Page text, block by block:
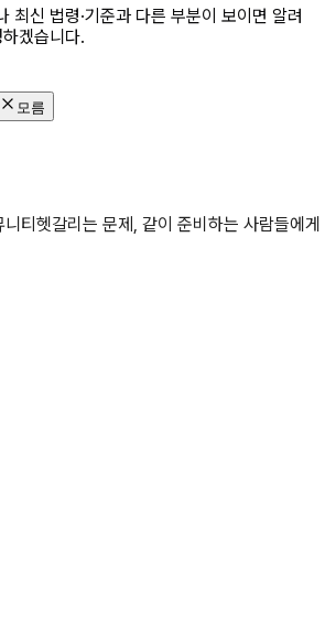
최신 법령·기준과 다른 부분이 보이면 알려
겠습니다.
모름
티헷갈리는 문제, 같이 준비하는 사람들에게